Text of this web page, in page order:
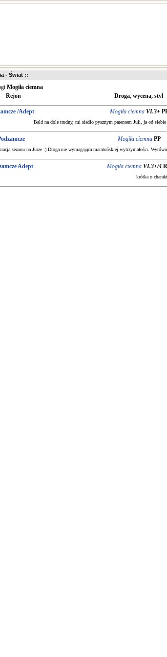
- Świat ::
Mogiła ciemna
Rejon
Droga, wycena, styl
/Adept Mogiła ciemna VI.3+
Bald na dole trudny, mi siadło pysznym patentem Juli, ja od
Mogiła ciemna PP
sezonu na Jurze :) Droga nie wymagająca maratońskiej wytrzymałości.
Adept Mogiła ciemna VI.3+/4
krótka o